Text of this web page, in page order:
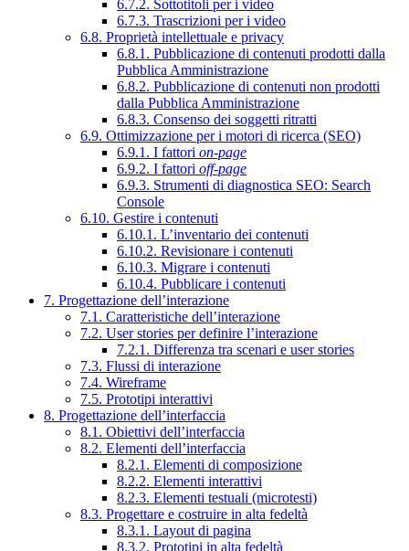
6.7.2. Sottotitoli per i video
6.7.3. Trascrizioni per i video
6.8. Proprietà intellettuale e privacy
6.8.1. Pubblicazione di contenuti prodotti dalla
Pubblica Amministrazione
6.8.2. Pubblicazione di contenuti non prodotti
dalla Pubblica Amministrazione
6.8.3. Consenso dei soggetti ritratti
6.9. Ottimizzazione per i motori di ricerca (SEO)
6.9.1. I fattori on-page
6.9.2. I fattori off-page
6.9.3. Strumenti di diagnostica SEO: Search
Console
6.10. Gestire i contenuti
6.10.1. L’inventario dei contenuti
6.10.2. Revisionare i contenuti
6.10.3. Migrare i contenuti
6.10.4. Pubblicare i contenuti
7. Progettazione dell’interazione
7.1. Caratteristiche dell’interazione
7.2. User stories per definire l’interazione
7.2.1. Differenza tra scenari e user stories
7.3. Flussi di interazione
7.4. Wireframe
7.5. Prototipi interattivi
8. Progettazione dell’interfaccia
8.1. Obiettivi dell’interfaccia
8.2. Elementi dell’interfaccia
8.2.1. Elementi di composizione
8.2.2. Elementi interattivi
8.2.3. Elementi testuali (microtesti)
8.3. Progettare e costruire in alta fedeltà
8.3.1. Layout di pagina
8.3.2. Prototipi in alta fedeltà